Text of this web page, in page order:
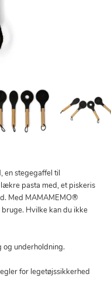
en stegegaffel til
pasta med, et piskeris
Med MAMAMEMO®
Hvilke kan du ikke
underholdning.
for legetøjssikkerhed